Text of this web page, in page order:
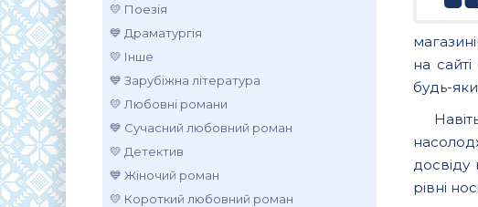
💛 Поезія
💙 Драматургія
💛 Інше
💙 Зарубіжна література
💛 Любовні романи
💙 Сучасний любовний роман
💛 Детектив
💙 Жіночий роман
💛 Короткий любовний роман
на
будь-
досвіду
рівні